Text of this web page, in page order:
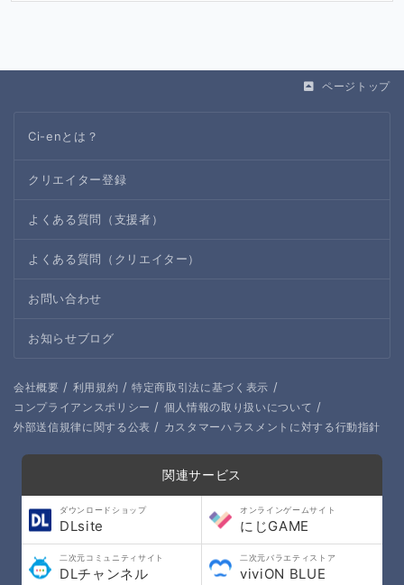
ページトップ
Ci-enとは？
クリエイター登録
よくある質問（支援者）
よくある質問（クリエイター）
お問い合わせ
お知らせブログ
会社概要 / 利用規約 / 特定商取引法に基づく表示 /
コンプライアンスポリシー / 個人情報の取り扱いについて /
外部送信規律に関する公表 / カスタマーハラスメントに対する行動指針
関連サービス
ダウンロードショップ
DLsite
オンラインゲームサイト
にじGAME
二次元コミュニティサイト
DLチャンネル
二次元バラエティストア
viviON BLUE